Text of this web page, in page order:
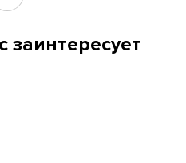
заинтересует